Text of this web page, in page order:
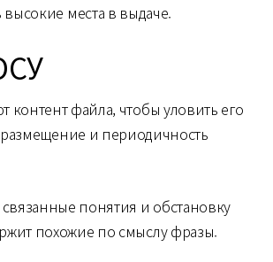
места в выдаче.
контент файла, чтобы уловить его
и периодичность
понятия и обстановку
похожие по смыслу фразы.